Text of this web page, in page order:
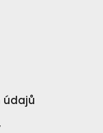
údajů